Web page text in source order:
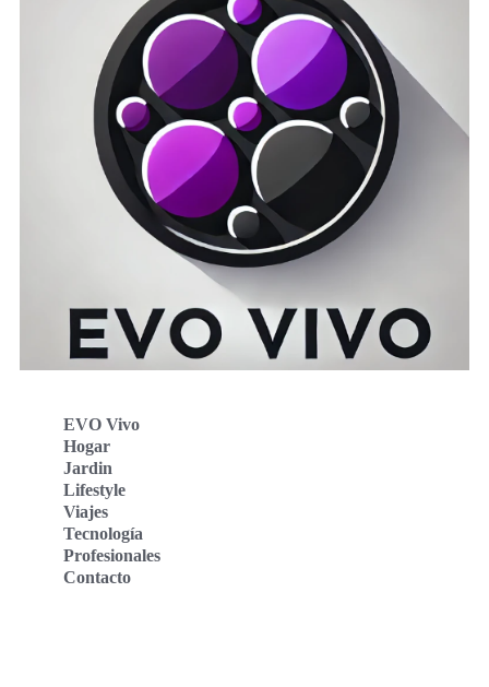
EVO Vivo
Hogar
Jardin
Lifestyle
Viajes
Tecnología
Profesionales
Contacto